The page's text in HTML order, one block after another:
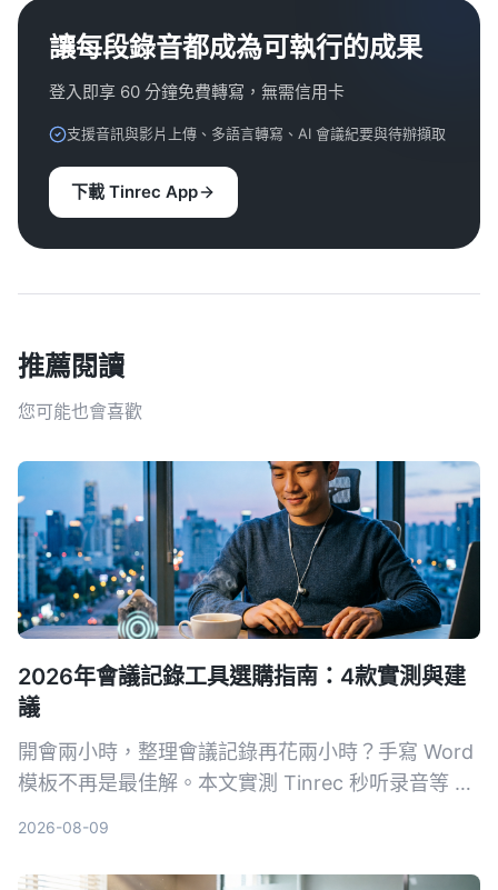
讓每段錄音都成為可執行的成果
登入即享 60 分鐘免費轉寫，無需信用卡
支援音訊與影片上傳、多語言轉寫、AI 會議紀要與待辦擷取
下載 Tinrec App
推薦閱讀
您可能也會喜歡
2026年會議記錄工具選購指南：4款實測與建
議
開會兩小時，整理會議記錄再花兩小時？手寫 Word
模板不再是最佳解。本文實測 Tinrec 秒听录音等 4
項，把時間留給更重要的事。
2026-08-09